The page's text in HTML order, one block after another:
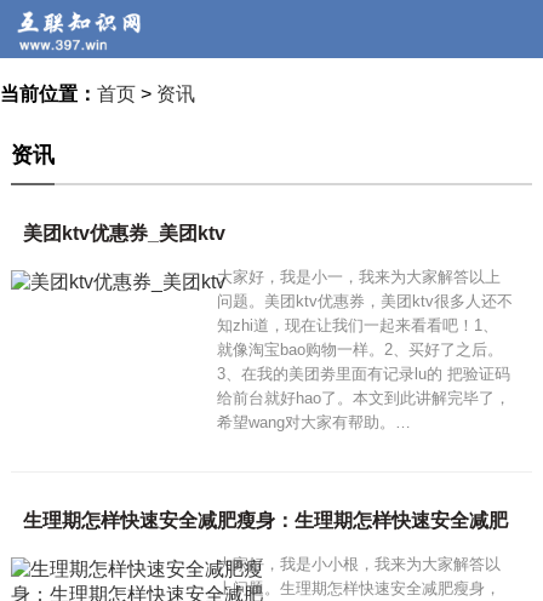
当前位置： 首页 > 资讯
资讯
美团ktv优惠券_美团ktv
大家好，我是小一，我来为大家解答以上
问题。美团ktv优惠券，美团ktv很多人还不
知zhi道，现在让我们一起来看看吧！1、
就像淘宝bao购物一样。2、买好了之后。
3、在我的美团劵里面有记录lu的 把验证码
给前台就好hao了。本文到此讲解完毕了，
希望wang对大家有帮助。…
生理期怎样快速安全减肥瘦身：生理期怎样快速安全减肥
大家好，我是小小根，我来为大家解答以
上问题。生理期怎样快速安全减肥瘦身，